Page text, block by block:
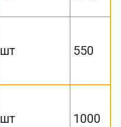
шт 550
шт 1000